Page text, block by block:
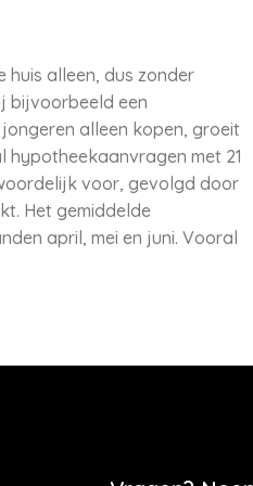
huis alleen, dus zonder
bijvoorbeeld een
alleen kopen, groeit
met 21
voor, gevolgd door
Het gemiddelde
april, mei en juni. Vooral